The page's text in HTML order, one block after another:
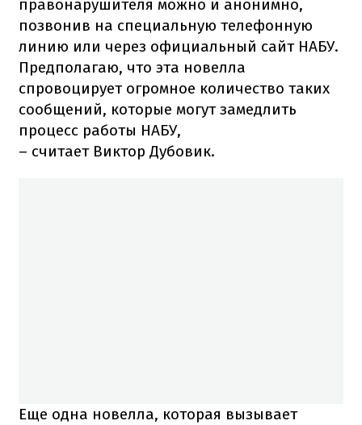
правонарушителя можно и анонимно,
позвонив на специальную телефонную
линию или через официальный сайт НАБУ.
Предполагаю, что эта новелла
спровоцирует огромное количество таких
сообщений, которые могут замедлить
процесс работы НАБУ,
– считает Виктор Дубовик.
Еще одна новелла, которая вызывает